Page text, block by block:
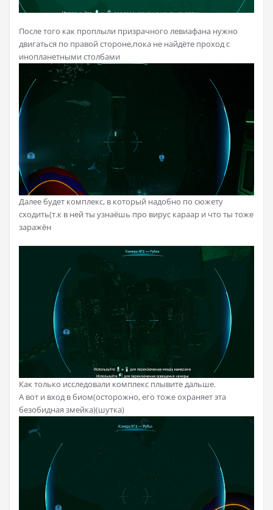
После того как проплыли призрачного левиафана нужно
двигаться по правой стороне,пока не найдёте проход с
инопланетными столбами
Далее будет комплекс, в который надобно по сюжету
сходить(т.к в ней ты узнаёшь про вирус караар и что ты тоже
заражён
Как только исследовали комплекс плывите дальше.
А вот и вход в биом(осторожно, его тоже охраняет эта
безобидная змейка)(шутка)